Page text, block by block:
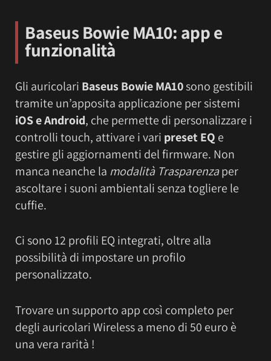
Baseus Bowie MA10: app e
funzionalità
Gli auricolari Baseus Bowie MA10sono gestibili
tramite un’apposita applicazione per sistemi
iOS e Android, che permette di personalizzare i
controlli touch, attivare i vari preset EQ e
gestire gli aggiornamenti del firmware. Non
manca neanche la modalità Trasparenzaper
ascoltare i suoni ambientali senza togliere le
cuffie.
Ci sono 12 profili EQ integrati, oltre alla
possibilità di impostare un profilo
personalizzato.
Trovare un supporto app così completo per
degli auricolari Wireless a meno di 50 euro è
una vera rarità !